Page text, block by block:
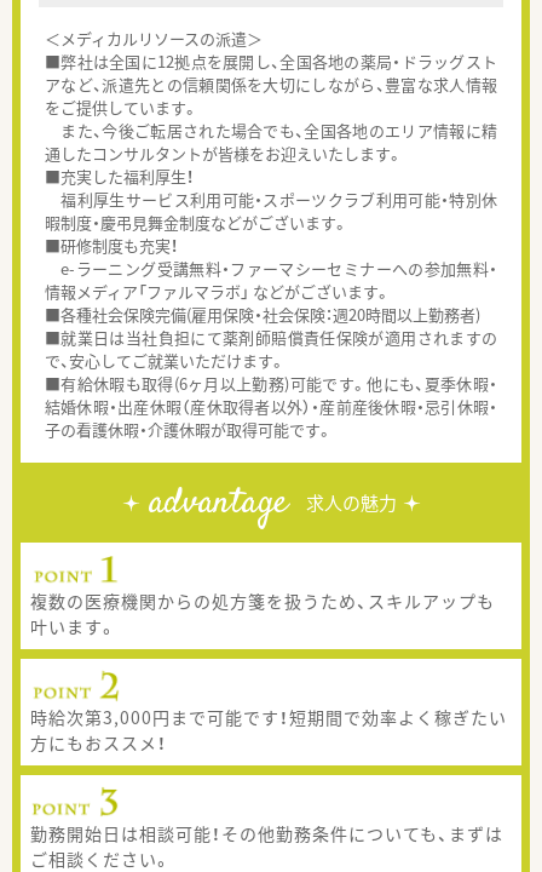
＜メディカルリソースの派遣＞
■弊社は全国に12拠点を展開し、全国各地の薬局・ドラッグスト
アなど、派遣先との信頼関係を大切にしながら、豊富な求人情報
をご提供しています。
また、今後ご転居された場合でも、全国各地のエリア情報に精
通したコンサルタントが皆様をお迎えいたします。
■充実した福利厚生！
福利厚生サービス利用可能・スポーツクラブ利用可能・特別休
暇制度・慶弔見舞金制度などがございます。
■研修制度も充実！
e-ラーニング受講無料・ファーマシーセミナーへの参加無料・
情報メディア「ファルマラボ」 などがございます。
■各種社会保険完備(雇用保険・社会保険：週20時間以上勤務者)
■就業日は当社負担にて薬剤師賠償責任保険が適用されますの
で、安心してご就業いただけます。
■有給休暇も取得(6ヶ月以上勤務)可能です。他にも、夏季休暇・
結婚休暇・出産休暇（産休取得者以外）・産前産後休暇・忌引休暇・
子の看護休暇・介護休暇が取得可能です。
advantage 求人の魅力
複数の医療機関からの処方箋を扱うため、スキルアップも
叶います。
時給次第3,000円まで可能です！短期間で効率よく稼ぎたい
方にもおススメ！
勤務開始日は相談可能！その他勤務条件についても、まずは
ご相談ください。